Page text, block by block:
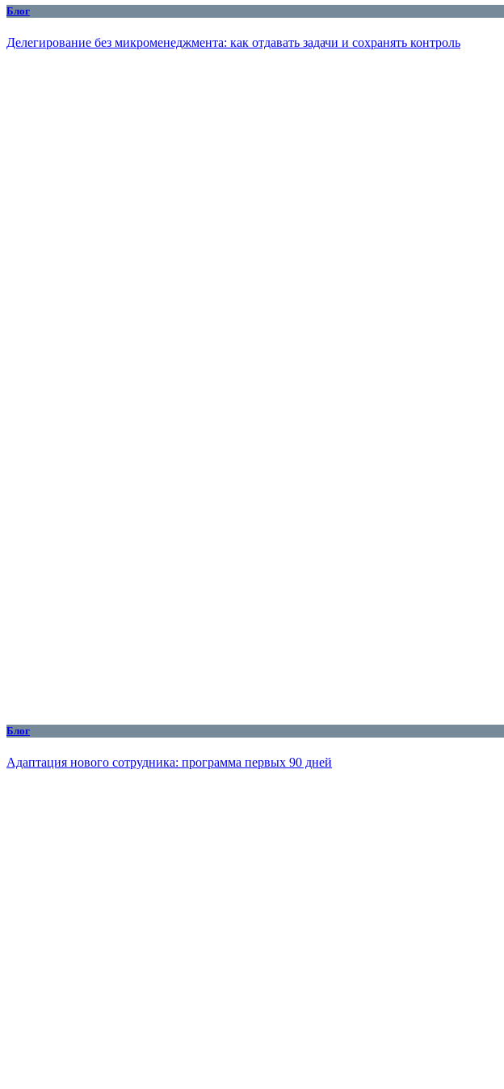
Блог
Делегирование без микроменеджмента: как отдавать задачи и сохранять контроль
Блог
Адаптация нового сотрудника: программа первых 90 дней